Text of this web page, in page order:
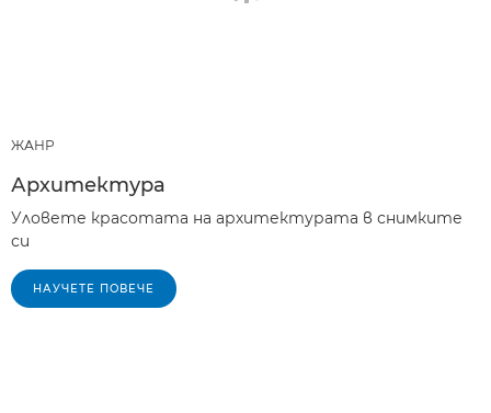
ЖАНР
Архитектура
Уловете красотата на архитектурата в снимките
си
НАУЧЕТЕ ПОВЕЧЕ